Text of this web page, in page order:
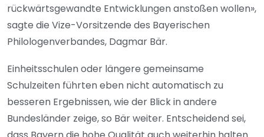
rückwärtsgewandte Entwicklungen anstoßen wollen»,
sagte die Vize-Vorsitzende des Bayerischen
Philologenverbandes, Dagmar Bär.
Einheitsschulen oder längere gemeinsame
Schulzeiten führten eben nicht automatisch zu
besseren Ergebnissen, wie der Blick in andere
Bundesländer zeige, so Bär weiter. Entscheidend sei,